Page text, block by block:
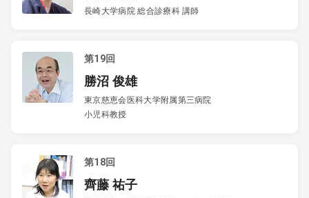
長崎大学病院 総合診療科 講師
第19回
勝沼 俊雄
東京慈恵会医科大学附属第三病院
小児科教授
第18回
齊藤 祐子